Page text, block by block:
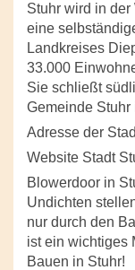
Stuhr wird in
eine
Landkreises
33.000
Sie schließt
Gemeinde Stuhr
Adresse der
Website Stadt
Blowerdoor in
Undichten
nur durch den
ist ein wichtiges
Bauen in Stuhr!